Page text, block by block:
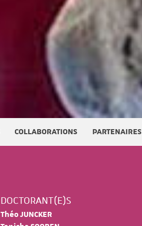
COLLABORATIONS PARTENAIRES
DOCTORANT(E)S
Théo JUNCKER